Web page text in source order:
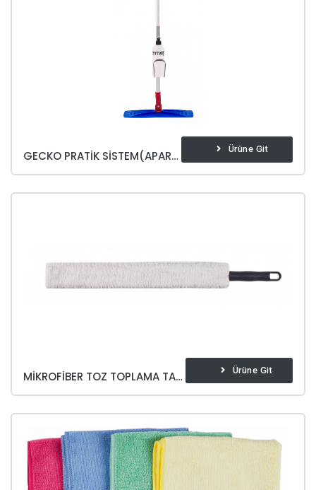
GECKO PRATIK SISTEM(APARAT DAHIL) Ürüne Git
MIKROFIBER TOZ TOPLAMA TAKIM(VE YEDEK) Ürüne Git